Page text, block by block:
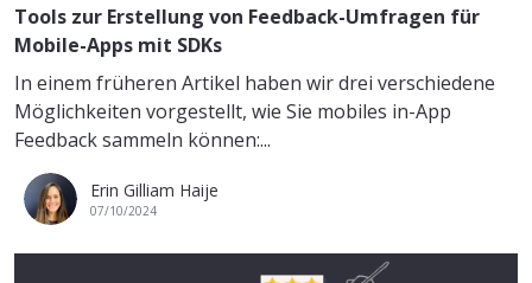
Tools zur Erstellung von Feedback-Umfragen für
Mobile-Apps mit SDKs
In einem früheren Artikel haben wir drei verschiedene
Möglichkeiten vorgestellt, wie Sie mobiles in-App
Feedback sammeln können:...
Erin Gilliam Haije
07/10/2024